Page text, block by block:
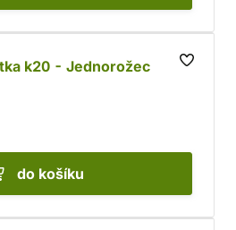
k20 - Jednorožec
do košíku